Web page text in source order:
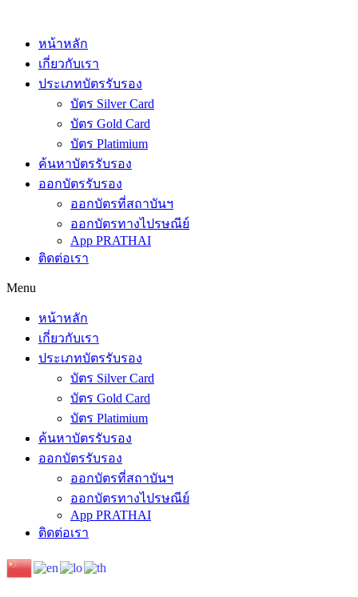
contentหน้าหลัก
เกี่ยวกับเรา
ประเภทบัตรรับรอง
บัตร Silver Card
บัตร Gold Card
บัตร Platimium
ค้นหาบัตรรับรอง
ออกบัตรรับรอง
ออกบัตรที่สถาบันฯ
ออกบัตรทางไปรษณีย์
App PRATHAI
ติดต่อเรา
Menu
หน้าหลัก
เกี่ยวกับเรา
ประเภทบัตรรับรอง
บัตร Silver Card
บัตร Gold Card
บัตร Platimium
ค้นหาบัตรรับรอง
ออกบัตรรับรอง
ออกบัตรที่สถาบันฯ
ออกบัตรทางไปรษณีย์
App PRATHAI
ติดต่อเรา